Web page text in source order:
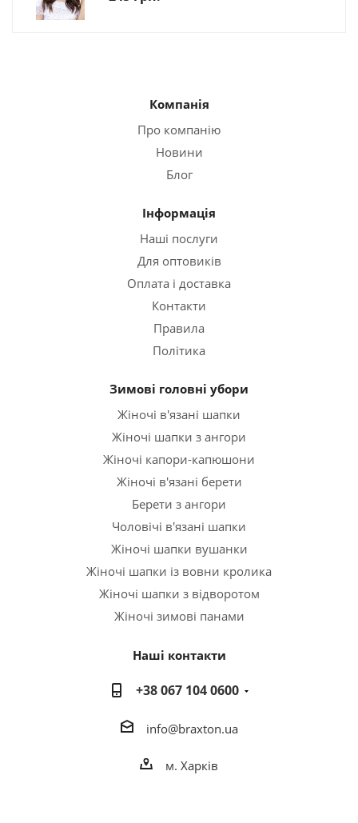
Компанія
Про компанію
Новини
Блог
Інформація
Наші послуги
Для оптовиків
Оплата і доставка
Контакти
Правила
Політика
Зимові головні убори
Жіночі в'язані шапки
Жіночі шапки з ангори
Жіночі капори-капюшони
Жіночі в'язані берети
Берети з ангори
Чоловічі в'язані шапки
Жіночі шапки вушанки
Жіночі шапки із вовни кролика
Жіночі шапки з відворотом
Жіночі зимові панами
Наші контакти
+38 067 104 0600
info@braxton.ua
м. Харків